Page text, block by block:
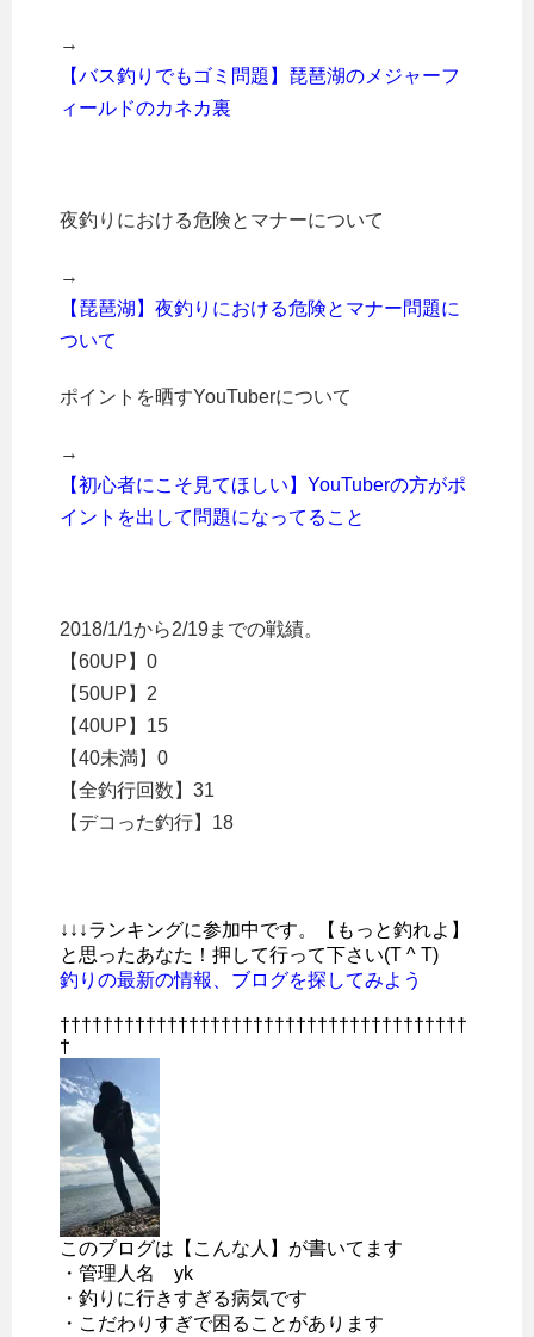
→
【バス釣りでもゴミ問題】琵琶湖のメジャーフ
ィールドのカネカ裏
夜釣りにおける危険とマナーについて
→
【琵琶湖】夜釣りにおける危険とマナー問題に
ついて
ポイントを晒すYouTuberについて
→
【初心者にこそ見てほしい】YouTuberの方がポ
イントを出して問題になってること
2018/1/1から2/19までの戦績。
【60UP】0
【50UP】2
【40UP】15
【40未満】0
【全釣行回数】31
【デコった釣行】18
↓↓↓ランキングに参加中です。【もっと釣れよ】
と思ったあなた！押して行って下さい(T ^ T)
釣りの最新の情報、ブログを探してみよう
††††††††††††††††††††††††††††††††††††††
†
このブログは【こんな人】が書いてます
・管理人名 yk
・釣りに行きすぎる病気です
・こだわりすぎで困ることがあります